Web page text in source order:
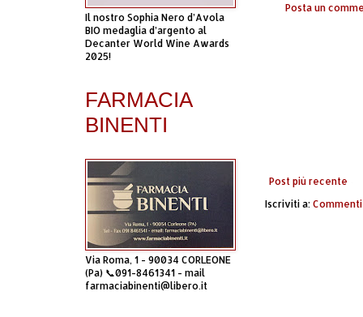
Posta un
Post più recente
Iscriviti a:
Il nostro Sophia Nero d’Avola
BIO medaglia d’argento al
Decanter World Wine Awards
2025!
FARMACIA
BINENTI
Via Roma, 1 - 90034 CORLEONE
(Pa) 📞091-8461341 - mail
farmaciabinenti@libero.it